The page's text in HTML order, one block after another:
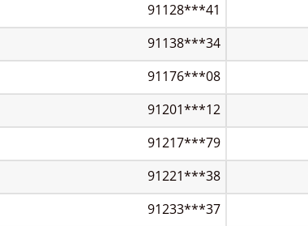
91128***41
91138***34
91176***08
91201***12
91217***79
91221***38
91233***37